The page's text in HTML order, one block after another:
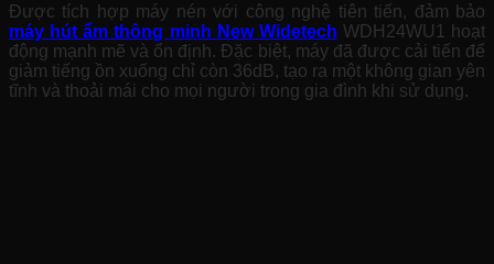
Được tích hợp máy nén với công nghệ tiên tiến, đảm bảo
máy hút ẩm thông minh New Widetech WDH24WU1 hoạt
động mạnh mẽ và ổn định. Đặc biệt, máy đã được cải tiến để
giảm tiếng ồn xuống chỉ còn 36dB, tạo ra một không gian yên
tĩnh và thoải mái cho mọi người trong gia đình khi sử dụng.